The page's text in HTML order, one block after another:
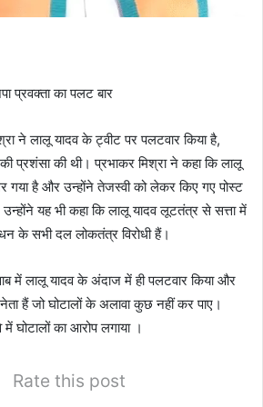
प्रवक्ता का पलट बार
ने लालू यादव के ट्वीट पर पलटवार किया है,
प्रशंसा की थी। प्रभाकर मिश्रा ने कहा कि लालू
गया है और उन्होंने तेजस्वी को लेकर किए गए पोस्ट
उन्होंने यह भी कहा कि लालू यादव लूटतंत्र से सत्ता में
के सभी दल लोकतंत्र विरोधी हैं।
में लालू यादव के अंदाज में ही पलटवार किया और
हैं जो घोटालों के अलावा कुछ नहीं कर पाए।
घोटालों का आरोप लगाया ।
Rate this post